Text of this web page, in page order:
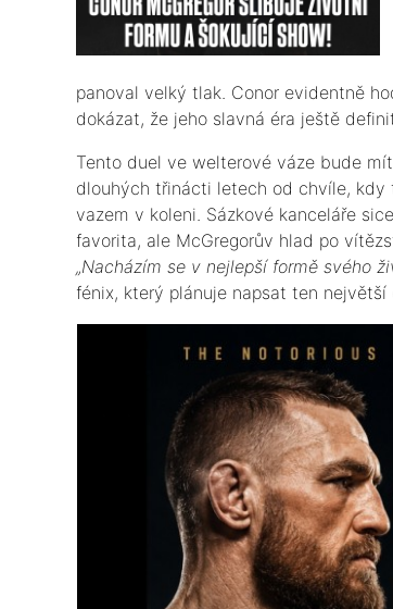
panoval velký tlak. Conor evidentně
dokázat, že jeho slavná éra ještě
​Tento duel ve welterové váze bude
dlouhých třinácti letech od chvíle, kdy
vazem v koleni. Sázkové kanceláře
favorita, ale McGregorův hlad po
„Nacházím se v nejlepší formě svého
fénix, který plánuje napsat ten